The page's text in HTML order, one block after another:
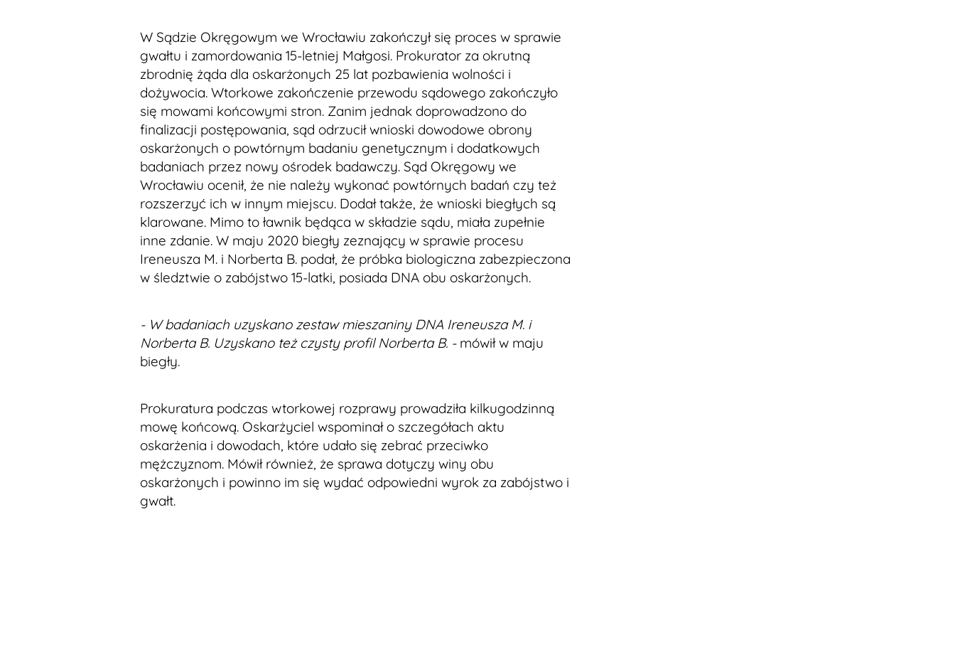
W Sądzie Okręgowym we Wrocławiu zakończył się proces w sprawie
gwałtu i zamordowania 15-letniej Małgosi. Prokurator za okrutną
zbrodnię żąda dla oskarżonych 25 lat pozbawienia wolności i
dożywocia. Wtorkowe zakończenie przewodu sądowego zakończyło
się mowami końcowymi stron. Zanim jednak doprowadzono do
finalizacji postępowania, sąd odrzucił wnioski dowodowe obrony
oskarżonych o powtórnym badaniu genetycznym i dodatkowych
badaniach przez nowy ośrodek badawczy. Sąd Okręgowy we
Wrocławiu ocenił, że nie należy wykonać powtórnych badań czy też
rozszerzyć ich w innym miejscu. Dodał także, że wnioski biegłych są
klarowane. Mimo to ławnik będąca w składzie sądu, miała zupełnie
inne zdanie. W maju 2020 biegły zeznający w sprawie procesu
Ireneusza M. i Norberta B. podał, że próbka biologiczna zabezpieczona
w śledztwie o zabójstwo 15-latki, posiada DNA obu oskarżonych.
- W badaniach uzyskano zestaw mieszaniny DNA Ireneusza M. i
Norberta B. Uzyskano też czysty profil Norberta B. -mówił w maju
biegły.
Prokuratura podczas wtorkowej rozprawy prowadziła kilkugodzinną
mowę końcową. Oskarżyciel wspominał o szczegółach aktu
oskarżenia i dowodach, które udało się zebrać przeciwko
mężczyznom. Mówił również, że sprawa dotyczy winy obu
oskarżonych i powinno im się wydać odpowiedni wyrok za zabójstwo i
gwałt.